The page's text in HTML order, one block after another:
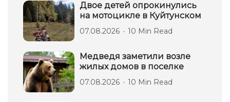
Двое детей опрокинулись
на мотоцикле в Куйтунском
07.08.2026 10 Min Read
Медведя заметили возле
жилых домов в поселке
07.08.2026 10 Min Read